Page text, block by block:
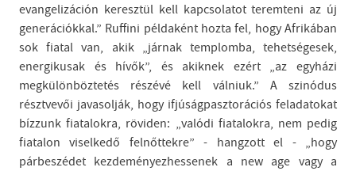
evangelizáción keresztül kell kapcsolatot teremteni az új
generációkkal.” Ruffini példaként hozta fel, hogy Afrikában
sok fiatal van, akik „járnak templomba, tehetségesek,
energikusak és hívők”, és akiknek ezért „az egyházi
megkülönböztetés részévé kell válniuk.” A szinódus
résztvevői javasolják, hogy ifjúságpasztorációs feladatokat
bízzunk fiatalokra, röviden: „valódi fiatalokra, nem pedig
fiatalon viselkedő felnőttekre” - hangzott el - „hogy
párbeszédet kezdeményezhessenek a new age vagy a